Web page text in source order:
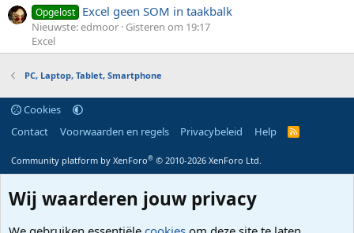
Opgelost Excel geen SOM in taakbalk
Nieuwste: edmoor Gisteren om 19:17
Excel
PC, Laptop, Tablet, Smartphone
Cookies
Contact
Voorwaarden en regels Privacybeleid Help
R
Community platform by XenForo® © 2010-2026 XenForo Ltd.
Wij waarderen jouw privacy